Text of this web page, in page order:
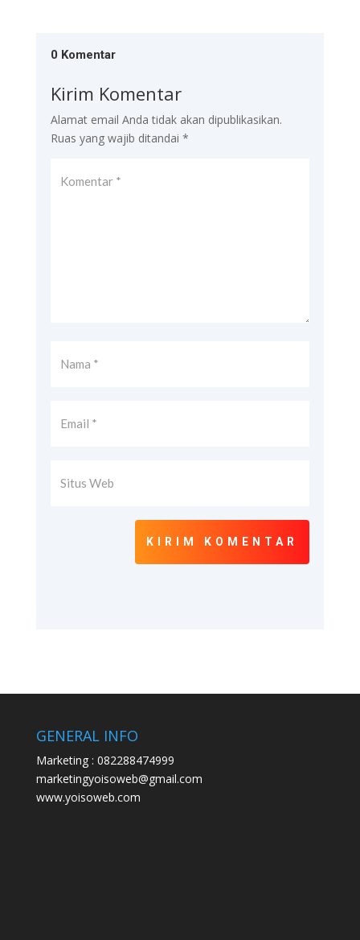
0 Komentar
Kirim Komentar
Alamat email Anda tidak akan dipublikasikan.
Ruas yang wajib ditandai *
KIRIM KOMENTAR
GENERAL INFO
Marketing : 082288474999
marketingyoisoweb@gmail.com
www.yoisoweb.com